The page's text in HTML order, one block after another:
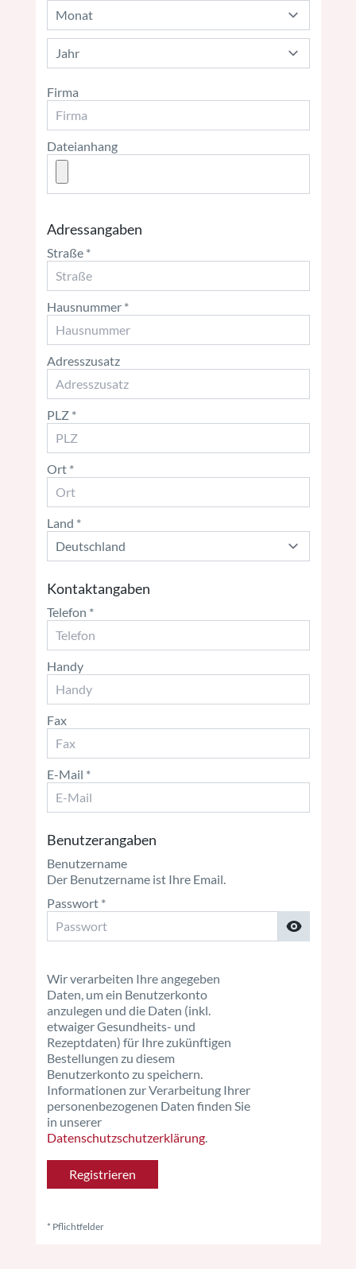
Firma
Dateianhang
Adressangaben
Straße
Hausnummer
Adresszusatz
PLZ
Ort
Land
Kontaktangaben
Telefon
Handy
Fax
E-Mail
Benutzerangaben
Benutzername
Der Benutzername ist Ihre Email.
Passwort
Wir verarbeiten Ihre angegeben
Daten, um ein Benutzerkonto
anzulegen und die Daten (inkl.
etwaiger Gesundheits- und
Rezeptdaten) für Ihre zukünftigen
Bestellungen zu diesem
Benutzerkonto zu speichern.
Informationen zur Verarbeitung Ihrer
personenbezogenen Daten finden Sie
in unserer
Datenschutzschutzerklärung.
Registrieren
* Pflichtfelder